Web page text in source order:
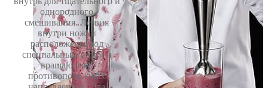
однородного
смешивания. Лезвия
внутри ножки
расположены под
специальным углом и
вращаются в
противоположных